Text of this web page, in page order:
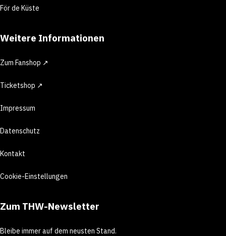
För de Küste
Weitere Informationen
Zum Fanshop ↗
Ticketshop ↗
Impressum
Datenschutz
Kontakt
Cookie-Einstellungen
Zum THW-Newsletter
Bleibe immer auf dem neusten Stand.